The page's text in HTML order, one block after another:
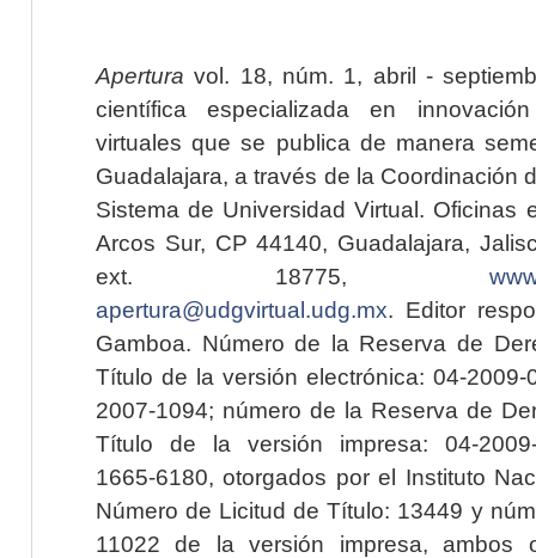
Apertura vol. 18, núm. 1, abril -
científica especializada en
virtuales que se publica de manera
Guadalajara, a través de la Coordinación
Sistema de Universidad Virtual. Oficinas
Arcos Sur, CP 44140, Guadalajara,
ext. 18775,
apertura@udgvirtual.udg.mx. Editor
Gamboa. Número de la Reserva de
Título de la versión electrónica: 04-2009-
2007-1094; número de la Reserva de
Título de la versión impresa: 04-2009-
1665-6180, otorgados por el Instituto
Número de Licitud de Título: 13449 y
11022 de la versión impresa, ambos